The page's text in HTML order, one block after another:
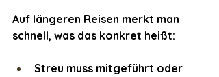
Auf längeren Reisen merkt man
schnell, was das konkret heißt:
Streu muss mitgeführt oder